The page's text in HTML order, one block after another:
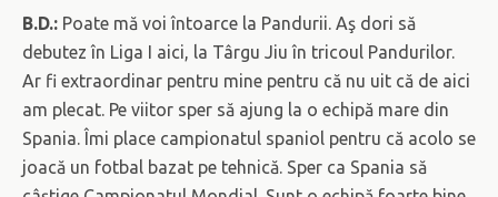
B.D.: Poate mă voi întoarce la Pandurii. Aş dori să
debutez în Liga I aici, la Târgu Jiu în tricoul Pandurilor.
Ar fi extraordinar pentru mine pentru că nu uit că de aici
am plecat. Pe viitor sper să ajung la o echipă mare din
Spania. Îmi place campionatul spaniol pentru că acolo se
joacă un fotbal bazat pe tehnică. Sper ca Spania să